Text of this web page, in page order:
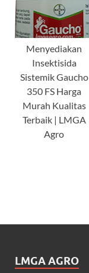
Menyediakan
Insektisida
Sistemik Gaucho
350 FS Harga
Murah Kualitas
Terbaik | LMGA
Agro
LMGA AGRO